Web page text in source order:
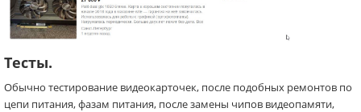
Тесты.
Обычно тестирование видеокарточек, после подобных ремонтов по
цепи питания, фазам питания, после замены чипов видеопамяти,